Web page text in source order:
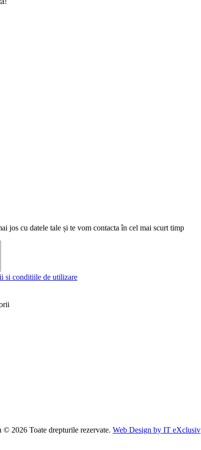
jos cu datele tale și te vom contacta în cel mai scurt timp
si conditiile de utilizare
2026 Toate drepturile rezervate. Web Design by IT eXclusiv